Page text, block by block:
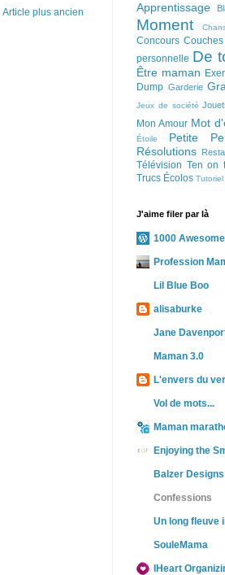
Article plus ancien Apprentissage
Moment
Concours Couches
personnelle De
Être maman
Dump Garderie
Jeux de société
Mon Amour Mot
Étoile
Petite
Résolutions
Télévision Ten on
Trucs Écolos Tutoriel
J'aime filer par là
1000
Profession
Lil Blue Boo
alisaburke
Jane
Maman 3.0
L'envers du
Vol de mots...
Maman
Enjoying the
Balzer Designs
Confessions
Un long fleuve
SouleMama
IHeart